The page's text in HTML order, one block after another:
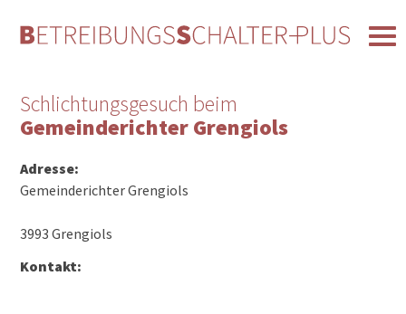
Schlichtungsgesuch beim
Gemeinderichter Grengiols
Adresse:
Gemeinderichter Grengiols
3993 Grengiols
Kontakt: